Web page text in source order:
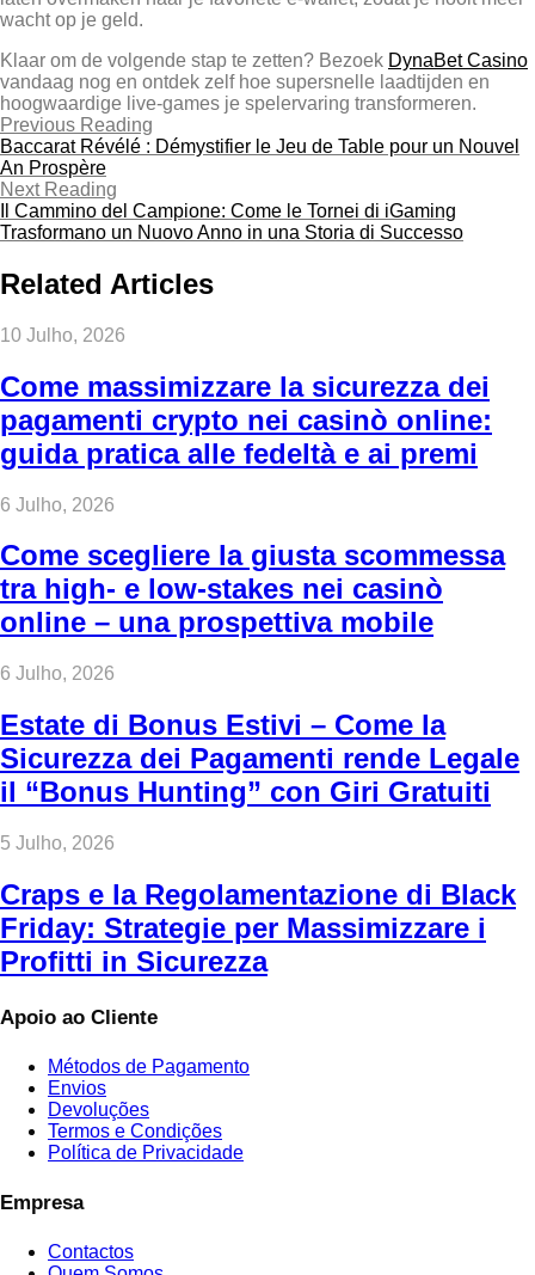
wacht op je geld.
Klaar om de volgende stap te zetten? Bezoek DynaBet Casino
vandaag nog en ontdek zelf hoe supersnelle laadtijden en
hoogwaardige live‑games je spelervaring transformeren.
Previous Reading
Baccarat Révélé : Démystifier le Jeu de Table pour un Nouvel
An Prospère
Next Reading
Il Cammino del Campione: Come le Tornei di iGaming
Trasformano un Nuovo Anno in una Storia di Successo
Related Articles
10 Julho, 2026
Come massimizzare la sicurezza dei
pagamenti crypto nei casinò online:
guida pratica alle fedeltà e ai premi
6 Julho, 2026
Come scegliere la giusta scommessa
tra high‑ e low‑stakes nei casinò
online – una prospettiva mobile
6 Julho, 2026
Estate di Bonus Estivi – Come la
Sicurezza dei Pagamenti rende Legale
il “Bonus Hunting” con Giri Gratuiti
5 Julho, 2026
Craps e la Regolamentazione di Black
Friday: Strategie per Massimizzare i
Profitti in Sicurezza
Apoio ao Cliente
Métodos de Pagamento
Envios
Devoluções
Termos e Condições
Política de Privacidade
Empresa
Contactos